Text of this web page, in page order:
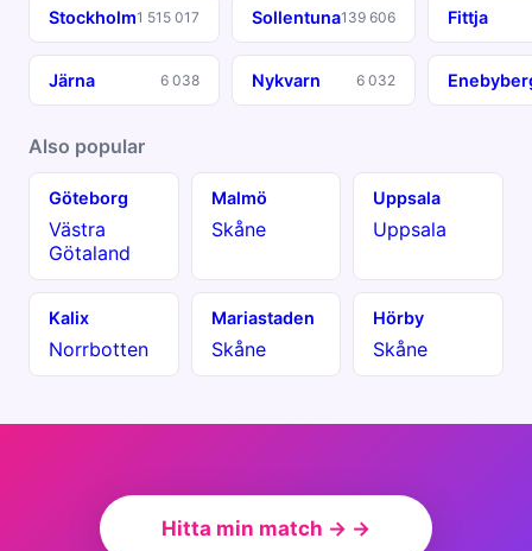
Stockholm1 515 017 Sollentuna139 606 Fittja
Järna 6 038 Nykvarn 6 032
Also popular
Göteborg
Västra
Götaland
Malmö
Skåne
Uppsala
Uppsala
Kalix
Norrbotten
Mariastaden
Skåne
Hörby
Skåne
Hitta min match → →